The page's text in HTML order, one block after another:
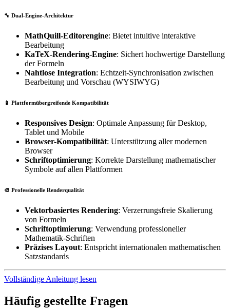
🔧 Dual-Engine-Architektur
MathQuill-Editorengine: Bietet intuitive interaktive
Bearbeitung
KaTeX-Rendering-Engine: Sichert hochwertige Darstellung
der Formeln
Nahtlose Integration: Echtzeit-Synchronisation zwischen
Bearbeitung und Vorschau (WYSIWYG)
📱 Plattformübergreifende Kompatibilität
Responsives Design: Optimale Anpassung für Desktop,
Tablet und Mobile
Browser-Kompatibilität: Unterstützung aller modernen
Browser
Schriftoptimierung: Korrekte Darstellung mathematischer
Symbole auf allen Plattformen
🎨 Professionelle Renderqualität
Vektorbasiertes Rendering: Verzerrungsfreie Skalierung
von Formeln
Schriftoptimierung: Verwendung professioneller
Mathematik-Schriften
Präzises Layout: Entspricht internationalen mathematischen
Satzstandards
Vollständige Anleitung lesen
Häufig gestellte Fragen